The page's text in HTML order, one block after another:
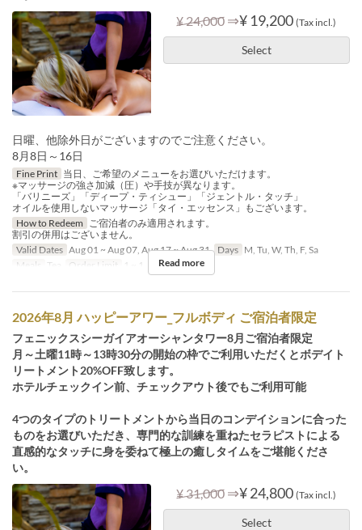
¥ 24,000 ⇒¥ 19,200 (Tax incl.)
Select
日曜、他除外日がございますのでご注意ください。
8月8日～16日
Fine Print 当日、ご希望のメニューをお選びいただけます。
※マッサージの強さ加減（圧）や手技が異なります。
「バリニーズ」「ディープ・ティシュー」「ジェントル・タッチ」
オイルを使用しないマッサージ「タイ・エッセンス」もございます。
How to Redeem
ご宿泊者のみ適用されます。
割引の併用はございません。
Valid Dates Aug 01 ~ Aug 07, Aug 17 ~ Aug 31 Days M, Tu, W, Th, F, Sa
Meals
Tea Order Limit 1 ~ 1 Read more
2026年8月 ハッピーアワー_フルボディ ご宿泊者限定
フェニックスシーガイアオーシャンタワー8月ご宿泊者限定
月～土曜11時～13時30分の開始の枠でご利用いただくとボデイト
リートメント20%OFF致します。
ホテルチェックイン前、チェックアウト後でもご利用可能
4つのタイプのトリートメントから当日のコンデイションに合った
ものをお選びいただき、専門的な訓練を重ねたセラピストによる
直感的なタッチに身を委ねて極上の癒しタイムをご堪能くださ
い。
¥ 31,000 ⇒¥ 24,800 (Tax incl.)
Select